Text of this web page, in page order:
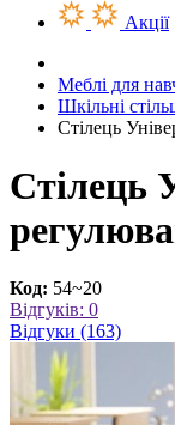
Акції
Меблі для
Шкільні
Стілець
Стілець
Код: 54~20
Відгуків: 0
Відгуки (163)